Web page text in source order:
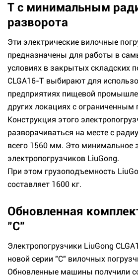
T с минимальным
разворота
Эти электрические вилочные
предназначены для работы в
условиях в закрытых складских
CLGA16-T выбирают для
предприятиях пищевой
других локациях с ограниченным
Конструкция этого
разворачиваться на месте с
всего 1560 мм. Это минимальное
электропогрузчиков LiuGong.
При этом грузоподъемность
составляет 1600 кг.
Обновленная
"C"
Электропогрузчики LiuGong
новой серии "C" вилочных
Обновленные машины получили